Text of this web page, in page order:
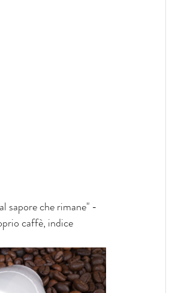
sapore che rimane" -
caffè, indice